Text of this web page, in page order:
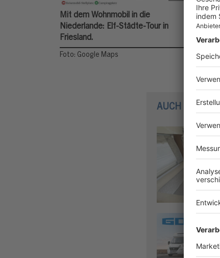
Mit dem Wohnmobil in die
Niederlande: Elf-Städte-Tour in
Friesland.
Foto: Google Maps
AUCH